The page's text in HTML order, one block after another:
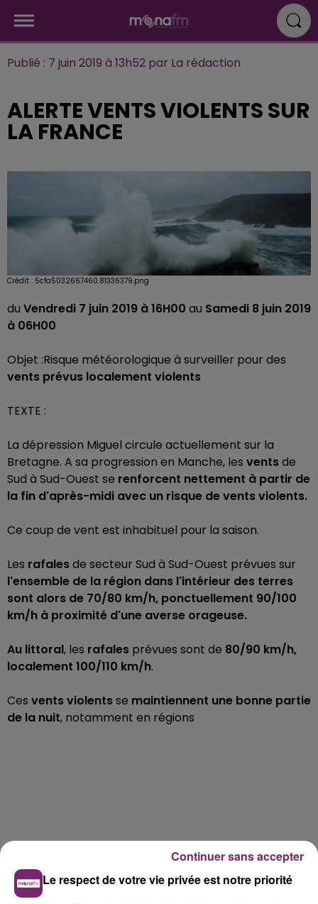
Publié : 7 juin 2019 à 13h52 par La rédaction
ALERTE VENTS VIOLENTS SUR
LA FRANCE
Crédit : 5cfa5032667460.81336379.png
du Vendredi 7 juin 2019 à 16H00 au Samedi 8 juin 2019
à 06H00
Objet :Risque météorologique à surveiller pour des
vents prévus localement violents
TEXTE :
La dépression Miguel circule actuellement sur la
Bretagne. A sa progression en Manche, les ventsde
Sud à Sud-Ouest se renforcent nettement à partir de
la fin d'après-midi avec un risque de vents violents.
Ce coup de vent est inhabituel pour la saison.
Les rafalesde secteur Sud à Sud-Ouest prévues sur
l'ensemble de la région dans l'intérieur des terres
sont alors de 70/80 km/h, ponctuellement 90/100
km/h à proximité d'une averse orageuse.
Au littoral, les rafales prévues sont de 80/90 km/h,
localement 100/110 km/h.
Ces vents violentsse maintiennent une bonne partie
de la nuit, notamment en régions
Le respect de votre vie privée est notre priorité
Continuer sans accepter